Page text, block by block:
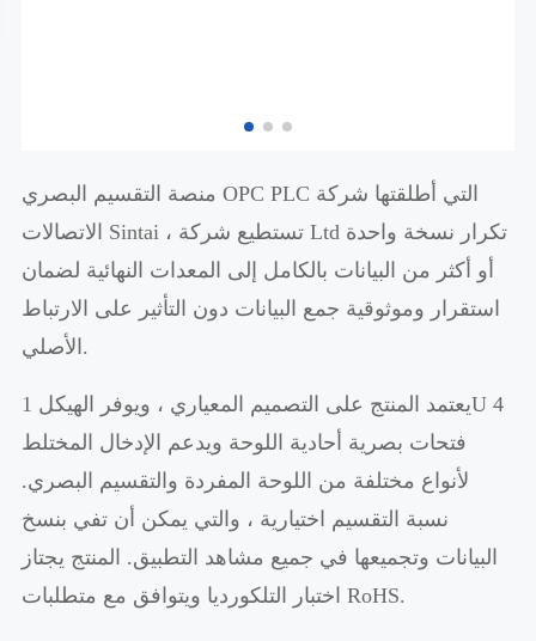
منصة التقسيم البصري OPC PLC التي أطلقتها شركة
الاتصالات Sintai ، تستطيع شركة Ltd تكرار نسخة واحدة
أو أكثر من البيانات بالكامل إلى المعدات النهائية لضمان
استقرار وموثوقية جمع البيانات دون التأثير على الارتباط
الأصلي.
يعتمد المنتج على التصميم المعياري ، ويوفر الهيكل 1U 4
فتحات بصرية أحادية اللوحة ويدعم الإدخال المختلط
لأنواع مختلفة من اللوحة المفردة والتقسيم البصري.
نسبة التقسيم اختيارية ، والتي يمكن أن تفي بنسخ
البيانات وتجميعها في جميع مشاهد التطبيق. المنتج يجتاز
اختبار التلكورديا ويتوافق مع متطلبات RoHS.